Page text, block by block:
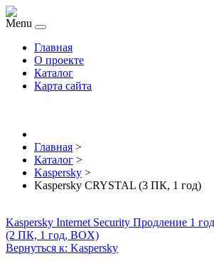
Menu
Главная
О проекте
Каталог
Карта сайта
Главная >
Каталог >
Kaspersky >
Kaspersky CRYSTAL (3 ПК, 1 год)
Kaspersky Internet Security Продление 1 год
(2 ПК, 1 год, BOX)
Вернуться к: Kaspersky